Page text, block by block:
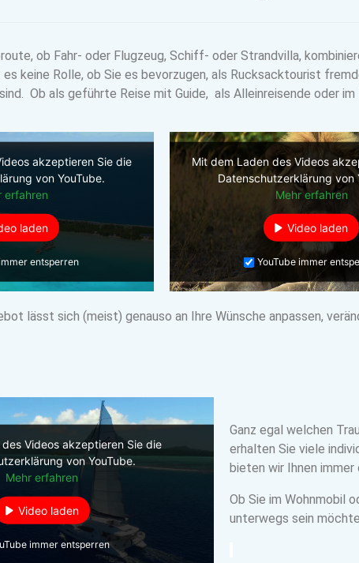
ob Fahr- oder Flugzeug, Schiff- oder Strandvilla,
keine Rolle, ob Sie es bevorzugen, als Rucksacktourist
Ob als geführte Reise mit Guide, als Alleinreisende oder
akzeptieren Sie die
von YouTube.
erfahren
laden
entsperren
Mit dem Laden des Videos
Datenschutzerklärung von
Mehr erfahren
Video laden
YouTube immer
lässt sich (meist) genauso an Ihre Wünsche anpassen,
Videos akzeptieren Sie die
von YouTube.
Mehr erfahren
Video laden
immer entsperren
Ganz egal welchen
erhalten Sie viele
bieten wir Ihnen
Ob Sie im Wohnmobil
unterwegs sein